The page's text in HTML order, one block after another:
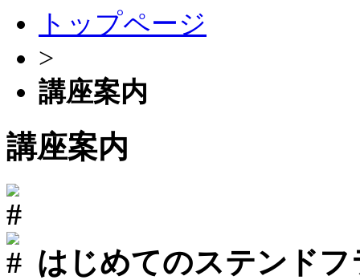
トップページ
>
講座案内
講座案内
はじめてのステンドフ